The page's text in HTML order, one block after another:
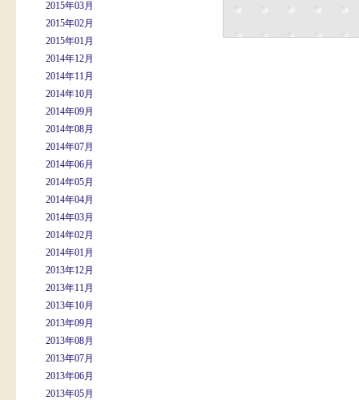
2015年03月
2015年02月
2015年01月
2014年12月
2014年11月
2014年10月
2014年09月
2014年08月
2014年07月
2014年06月
2014年05月
2014年04月
2014年03月
2014年02月
2014年01月
2013年12月
2013年11月
2013年10月
2013年09月
2013年08月
2013年07月
2013年06月
2013年05月